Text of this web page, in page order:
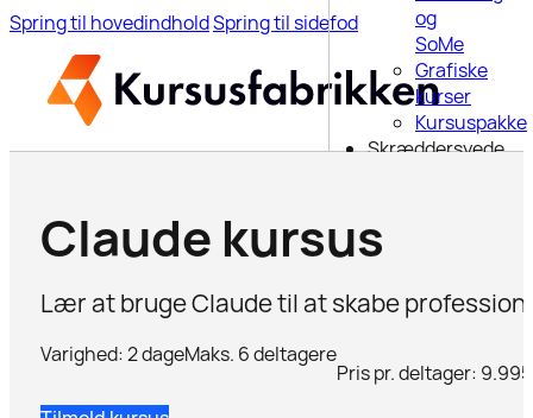
Spring til hovedindholdSpring til sidefod
og
SoMe
Grafiske
kurser
Kursuspakke
Skræddersyede
uddannelse
Webinar
Om os
Claude kursus
Lær at bruge Claude til at skabe
Varighed: 2 dageMaks. 6 deltagere
Pris pr. deltager: